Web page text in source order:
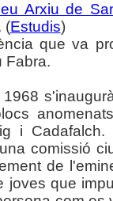
Arxiu de
(Estudis)
que va
Fabra.
i
comissió
de
joves que